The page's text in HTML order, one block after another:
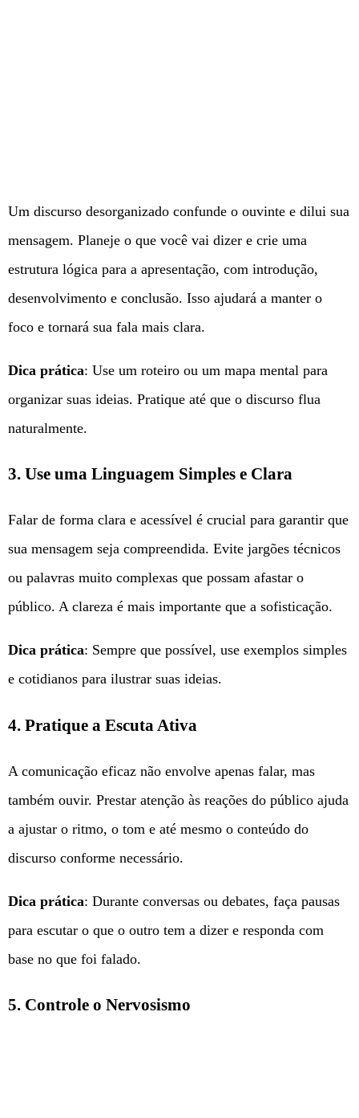
Um discurso desorganizado confunde o ouvinte e dilui sua
mensagem. Planeje o que você vai dizer e crie uma
estrutura lógica para a apresentação, com introdução,
desenvolvimento e conclusão. Isso ajudará a manter o
foco e tornará sua fala mais clara.
Dica prática: Use um roteiro ou um mapa mental para
organizar suas ideias. Pratique até que o discurso flua
naturalmente.
3. Use uma Linguagem Simples e Clara
Falar de forma clara e acessível é crucial para garantir que
sua mensagem seja compreendida. Evite jargões técnicos
ou palavras muito complexas que possam afastar o
público. A clareza é mais importante que a sofisticação.
Dica prática: Sempre que possível, use exemplos simples
e cotidianos para ilustrar suas ideias.
4. Pratique a Escuta Ativa
A comunicação eficaz não envolve apenas falar, mas
também ouvir. Prestar atenção às reações do público ajuda
a ajustar o ritmo, o tom e até mesmo o conteúdo do
discurso conforme necessário.
Dica prática: Durante conversas ou debates, faça pausas
para escutar o que o outro tem a dizer e responda com
base no que foi falado.
5. Controle o Nervosismo